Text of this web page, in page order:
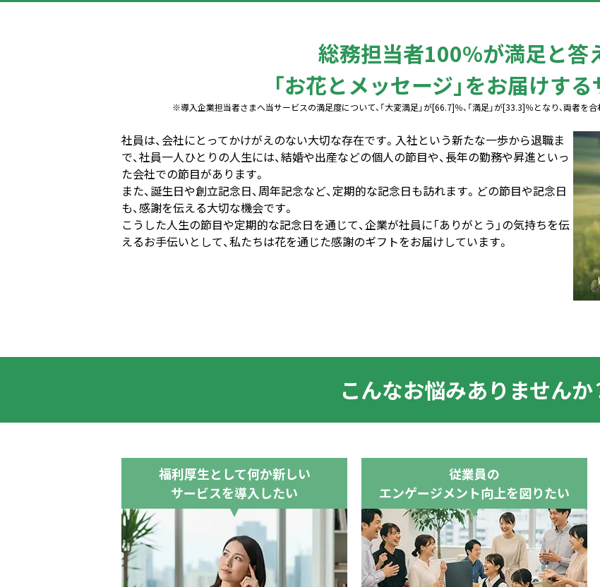
総務担当者100%が満足と答
「お花とメッセージ」をお届けする
※導入企業担当者さまへ当サービスの満足度について、「大変満足」が[66.7]％、「満足」が[33.3]％となり、両者
社員は、会社にとってかけがえのない大切な存在です。入社という新たな一歩から退職ま
で、社員一人ひとりの人生には、結婚や出産などの個人の節目や、長年の勤務や昇進といっ
た会社での節目があります。
また、誕生日や創立記念日、周年記念など、定期的な記念日も訪れます。どの節目や記念日
も、感謝を伝える大切な機会です。
こうした人生の節目や定期的な記念日を通じて、企業が社員に「ありがとう」の気持ちを伝
えるお手伝いとして、私たちは花を通じた感謝のギフトをお届けしています。
こんなお悩みありませんか
福利厚生として何か新しい
サービスを導入したい
従業員の
エンゲージメント向上を図りたい